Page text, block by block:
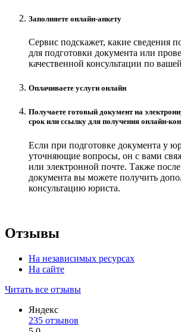
Заполняете онлайн-анкету
Сервис подскажет, какие сведения
для подготовки документа или
качественной консультации по
Оплачиваете услуги онлайн
Получаете готовый документ на
срок или ссылку для получения онлайн-
Если при подготовке документа у
уточняющие вопросы, он с вами
или электронной почте. Также
документа вы можете получить
консультацию юриста.
Отзывы
На независимых ресурсах
На сайте
Читать все отзывы
Яндекс
235 отзывов